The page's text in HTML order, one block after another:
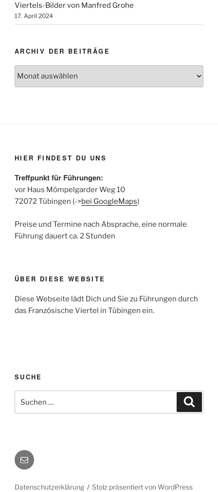
Viertels-Bilder von Manfred Grohe
17. April 2024
ARCHIV DER BEITRÄGE
Archiv
HIER FINDEST DU UNS
Treffpunkt für Führungen:
vor Haus Mömpelgarder Weg 10
72072 Tübingen (->bei GoogleMaps)
Preise und Termine nach Absprache, eine normale
Führung dauert ca. 2 Stunden
ÜBER DIESE WEBSITE
Diese Webseite lädt Dich und Sie zu Führungen durch
das Französische Viertel in Tübingen ein.
SUCHE
nach:
E-
Mail
Datenschutzerklärung Stolz präsentiert von WordPress